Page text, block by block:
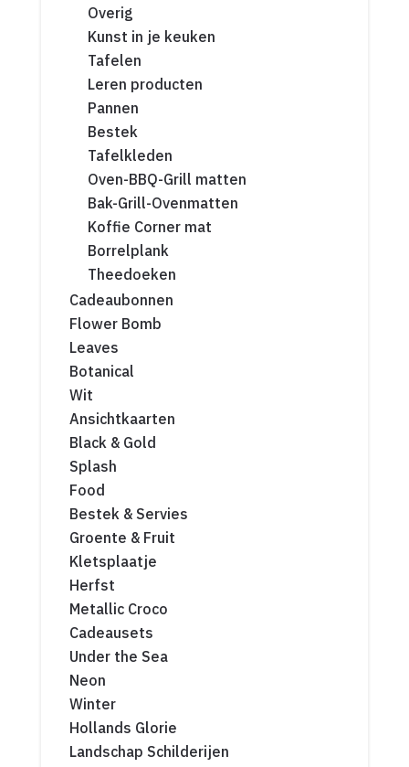
Overig
Kunst in je keuken
Tafelen
Leren producten
Pannen
Bestek
Tafelkleden
Oven-BBQ-Grill matten
Bak-Grill-Ovenmatten
Koffie Corner mat
Borrelplank
Theedoeken
Cadeaubonnen
Flower Bomb
Leaves
Botanical
Wit
Ansichtkaarten
Black & Gold
Splash
Food
Bestek & Servies
Groente & Fruit
Kletsplaatje
Herfst
Metallic Croco
Cadeausets
Under the Sea
Neon
Winter
Hollands Glorie
Landschap Schilderijen